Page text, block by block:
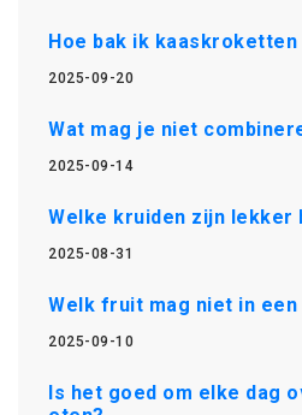
Hoe bak ik kaaskroketten
2025-09-20
Wat mag je niet
2025-09-14
Welke kruiden zijn lekker
2025-08-31
Welk fruit mag niet in
2025-09-10
Is het goed om elke dag